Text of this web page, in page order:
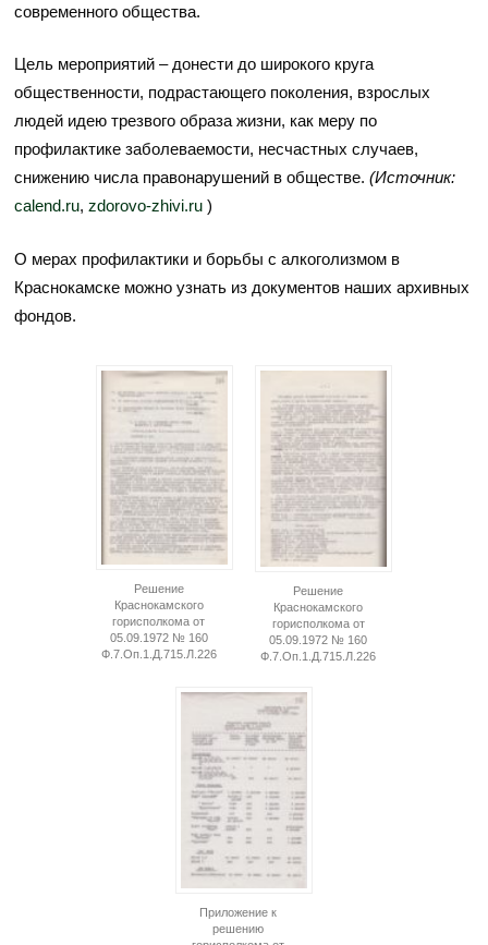
современного общества.
Цель мероприятий – донести до широкого круга
общественности, подрастающего поколения, взрослых
людей идею трезвого образа жизни, как меру по
профилактике заболеваемости, несчастных случаев,
снижению числа правонарушений в обществе.(Источник:
calend.ru,zdorovo-zhivi.ru )
О мерах профилактики и борьбы с алкоголизмом в
Краснокамске можно узнать из документов наших архивных
фондов.
Решение
Краснокамского
горисполкома от
05.09.1972 № 160
Ф.7.Оп.1.Д.715.Л.226
Решение
Краснокамского
горисполкома от
05.09.1972 № 160
Ф.7.Оп.1.Д.715.Л.226
Приложение к
решению